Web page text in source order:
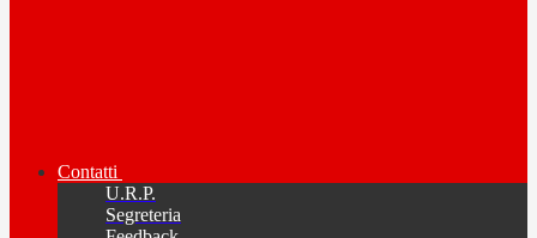
Contatti
U.R.P.
Segreteria